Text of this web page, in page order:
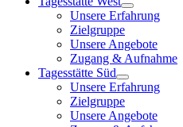
Unsere Erfahrung
Zielgruppe
Unsere Angebote
Zugang & Aufnahme
Tagesstätte Süd
Unsere Erfahrung
Zielgruppe
Unsere Angebote